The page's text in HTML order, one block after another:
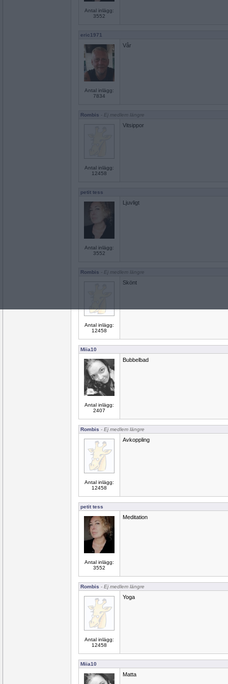
Antal inlägg:
3552
eric1971
Antal inlägg:
7834
Vår
Rombis - Ej medlem längre
Antal inlägg:
12458
Vitsippor
petit tess
Antal inlägg:
3552
Ljuvligt
Rombis - Ej medlem längre
Antal inlägg:
12458
Skönt
Miia10
Antal inlägg:
2407
Bubbelbad
Rombis - Ej medlem längre
Antal inlägg:
12458
Avkoppling
petit tess
Antal inlägg:
3552
Meditation
Rombis - Ej medlem längre
Antal inlägg:
12458
Yoga
Miia10
Matta